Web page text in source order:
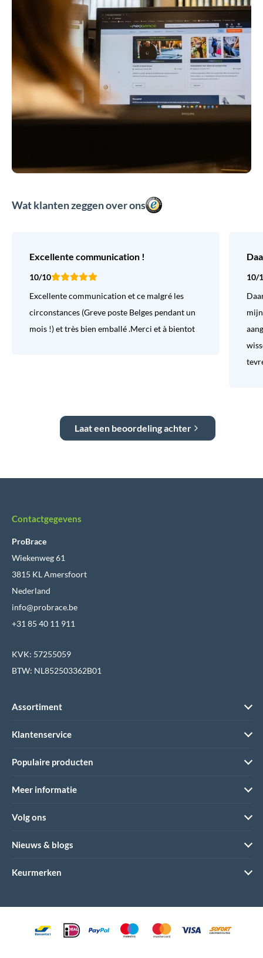
Wat klanten zeggen over ons
Excellente communication !
10/10
Excellente communication et ce malgré les
circonstances (Greve poste Belges pendant un
mois !) et très bien emballé .Merci et à bientot
10/
Laat een beoordeling achter
Contactgegevens
ProBrace
Wiekenweg 61
3815 KL Amersfoort
Nederland
info@probrace.be
+31 85 40 11 911
KVK: 57255059
BTW: NL852503362B01
Assortiment
Klantenservice
Populaire producten
Meer informatie
Volg ons
Nieuws & blogs
Keurmerken